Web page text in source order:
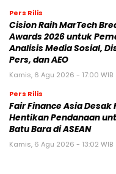
Pers Rilis
Cision Raih MarTech
Awards 2026 untuk
Analisis Media Sosial,
Pers, dan AEO
Kamis, 6 Agu 2026 - 17:00 WIB
Pers Rilis
Fair Finance Asia Desak
Hentikan Pendanaan
Batu Bara di ASEAN
Kamis, 6 Agu 2026 - 13:02 WIB